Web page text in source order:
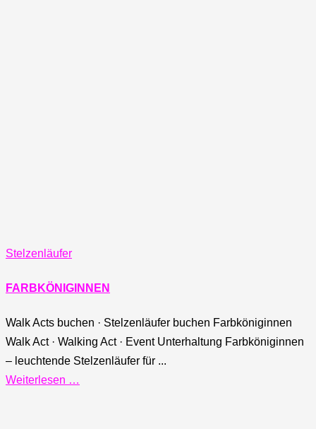
Stelzenläufer
FARBKÖNIGINNEN
Walk Acts buchen · Stelzenläufer buchen Farbköniginnen
Walk Act · Walking Act · Event Unterhaltung Farbköniginnen
– leuchtende Stelzenläufer für ...
Weiterlesen …